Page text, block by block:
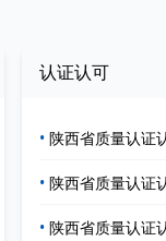
认证认可
• 陕西省质量认证
• 陕西省质量认证
• 陕西省质量认证